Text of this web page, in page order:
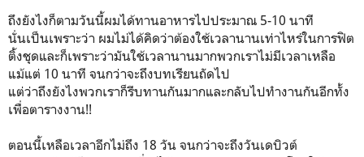
ถึงยังไงก็ตามวันนี้ผมได้ทานอาหารไปประมาณ 5-10 นาที
นั่นเป็นเพราะว่า ผมไม่ได้คิดว่าต้องใช้เวลานานเท่าไหร่ในการฟิต
ติ้งชุดและก็เพราะว่ามันใช้เวลานานมากพวกเราไม่มีเวลาเหลือ
แม้แต่ 10 นาที จนกว่าจะถึงบทเรียนถัดไป
แต่ว่าถึงยังไงพวกเราก็รีบทานกันมากและกลับไปทำงานกันอีกทั้ง
เพื่อตารางงาน!!
ตอนนี้เหลือเวลาอีกไม่ถึง 18 วัน จนกว่าจะถึงวันเดบิวต์